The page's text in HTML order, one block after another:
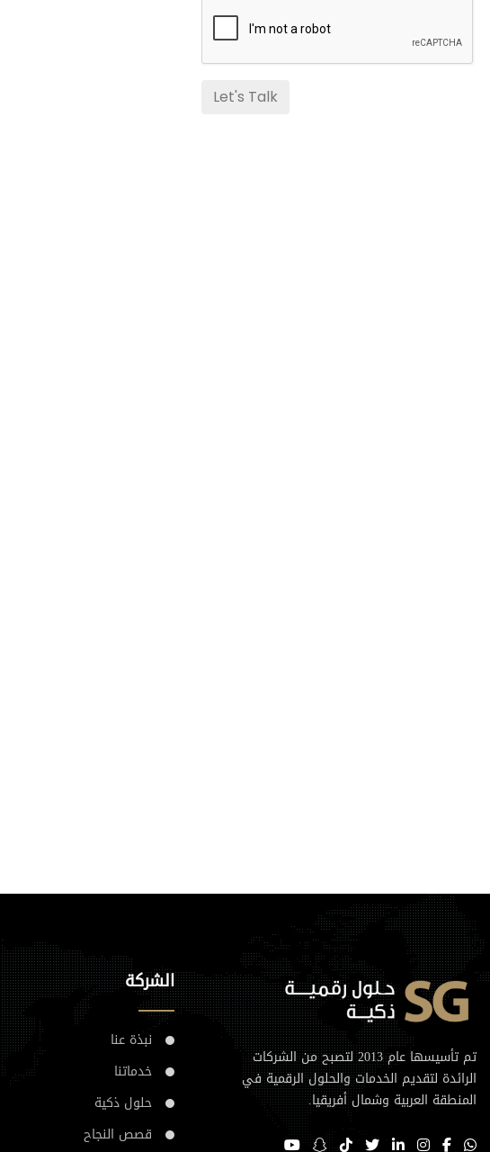
Let's Talk
تم تأسيسها عام 2013 لتصبح من الشركات
الرائدة لتقديم الخدمات والحلول الرقمية في
المنطقة العربية وشمال أفريقيا.
الشركة
نبذة عنا
خدماتنا
حلول ذكية
قصص النجاح